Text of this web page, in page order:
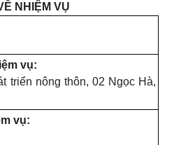
NHIỆM VỤ
vụ:
triển nông thôn, 02 Ngọc Hà,
vụ: